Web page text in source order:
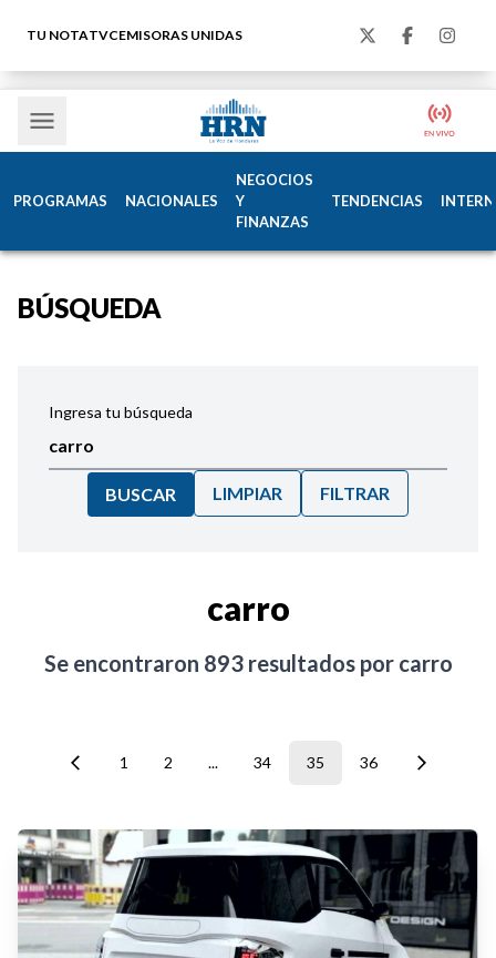
TU NOTATVCEMISORAS UNIDAS
PROGRAMAS NACIONALES
NEGOCIOS
Y
FINANZAS
TENDENCIAS
BÚSQUEDA
Ingresa tu búsqueda
BUSCAR LIMPIAR FILTRAR
carro
Se encontraron 893resultados por carro
1 2 ... 34 35 36